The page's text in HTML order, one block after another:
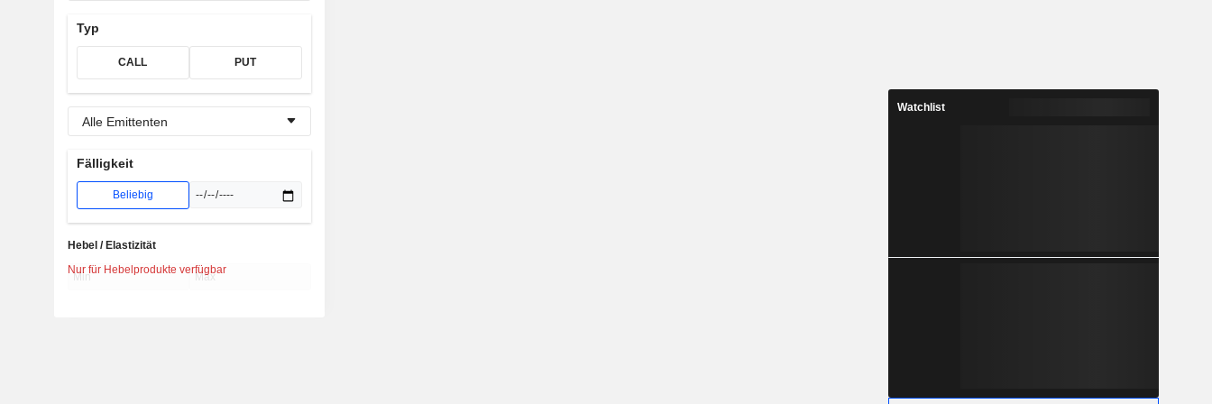
Typ
CALL PUT
Alle Emittenten
Fälligkeit
Beliebig
Nur für Hebelprodukte verfügbar
Hebel / Elastizität
Watchlist